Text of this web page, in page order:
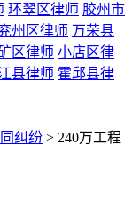
环翠区律师 胶州市
州区律师 万荣县
区律师 小店区律
县律师 霍邱县律
纠纷 > 240万工程